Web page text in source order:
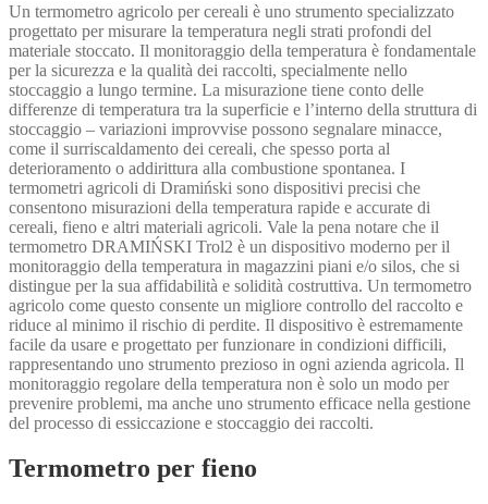
Un termometro agricolo per cereali è uno strumento specializzato
progettato per misurare la temperatura negli strati profondi del
materiale stoccato. Il monitoraggio della temperatura è fondamentale
per la sicurezza e la qualità dei raccolti, specialmente nello
stoccaggio a lungo termine. La misurazione tiene conto delle
differenze di temperatura tra la superficie e l’interno della struttura di
stoccaggio – variazioni improvvise possono segnalare minacce,
come il surriscaldamento dei cereali, che spesso porta al
deterioramento o addirittura alla combustione spontanea. I
termometri agricoli di Dramiński sono dispositivi precisi che
consentono misurazioni della temperatura rapide e accurate di
cereali, fieno e altri materiali agricoli. Vale la pena notare che il
termometro DRAMIŃSKI Trol2 è un dispositivo moderno per il
monitoraggio della temperatura in magazzini piani e/o silos, che si
distingue per la sua affidabilità e solidità costruttiva. Un termometro
agricolo come questo consente un migliore controllo del raccolto e
riduce al minimo il rischio di perdite. Il dispositivo è estremamente
facile da usare e progettato per funzionare in condizioni difficili,
rappresentando uno strumento prezioso in ogni azienda agricola. Il
monitoraggio regolare della temperatura non è solo un modo per
prevenire problemi, ma anche uno strumento efficace nella gestione
del processo di essiccazione e stoccaggio dei raccolti.
Termometro per fieno